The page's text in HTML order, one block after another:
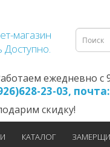
ежедневно с
23-03,
скидку!
КАТАЛОГ